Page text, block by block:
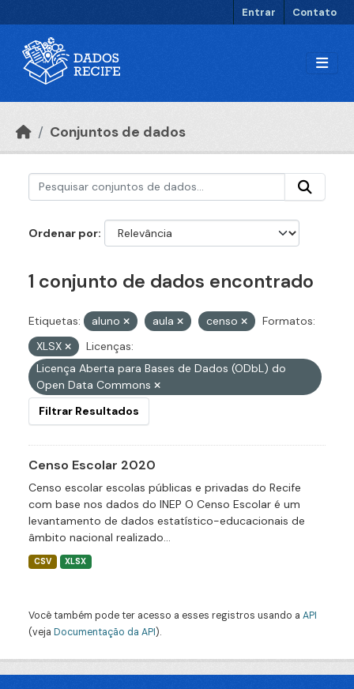
Entrar Contato
Conjuntos de dados
Ordenar por
1 conjunto de dados encontrado
Etiquetas: aluno aula censo
Formatos:
XLSX
Licenças:
Licença Aberta para Bases de Dados (ODbL) do
Open Data Commons
Filtrar Resultados
Censo Escolar 2020
Censo escolar escolas públicas e privadas do Recife
com base nos dados do INEP O Censo Escolar é um
levantamento de dados estatístico-educacionais de
âmbito nacional realizado...
CSV XLSX
Você também pode ter acesso a esses registros usando a API
(veja Documentação da API).